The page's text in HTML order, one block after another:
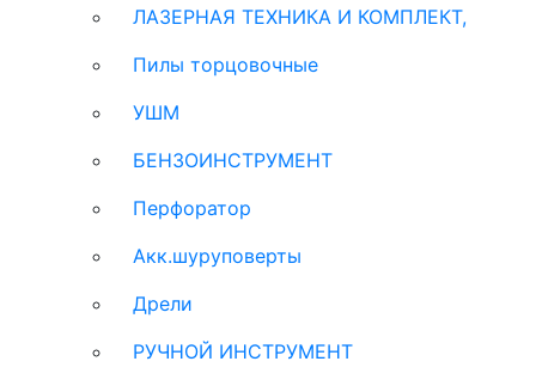
ЛАЗЕРНАЯ ТЕХНИКА И КОМПЛЕКТ,
Пилы торцовочные
УШМ
БЕНЗОИНСТРУМЕНТ
Перфоратор
Акк.шуруповерты
Дрели
РУЧНОЙ ИНСТРУМЕНТ